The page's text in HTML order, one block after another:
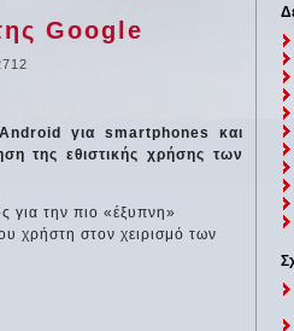
Google
για smartphones και
της εθιστικής χρήσης των
για την πιο «έξυπνη»
χρήστη στον χειρισμό των